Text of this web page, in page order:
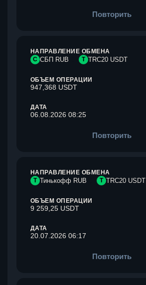
Повторить
НАПРАВЛЕНИЕ ОБМЕНА
С СБП RUB T TRC20 USDT
ОБЪЕМ ОПЕРАЦИИ
947,368 USDT
ДАТА
06.08.2026 08:25
Повторить
НАПРАВЛЕНИЕ ОБМЕНА
Т Тинькофф RUB T TRC20 USDT
ОБЪЕМ ОПЕРАЦИИ
9 259,25 USDT
ДАТА
20.07.2026 06:17
Повторить